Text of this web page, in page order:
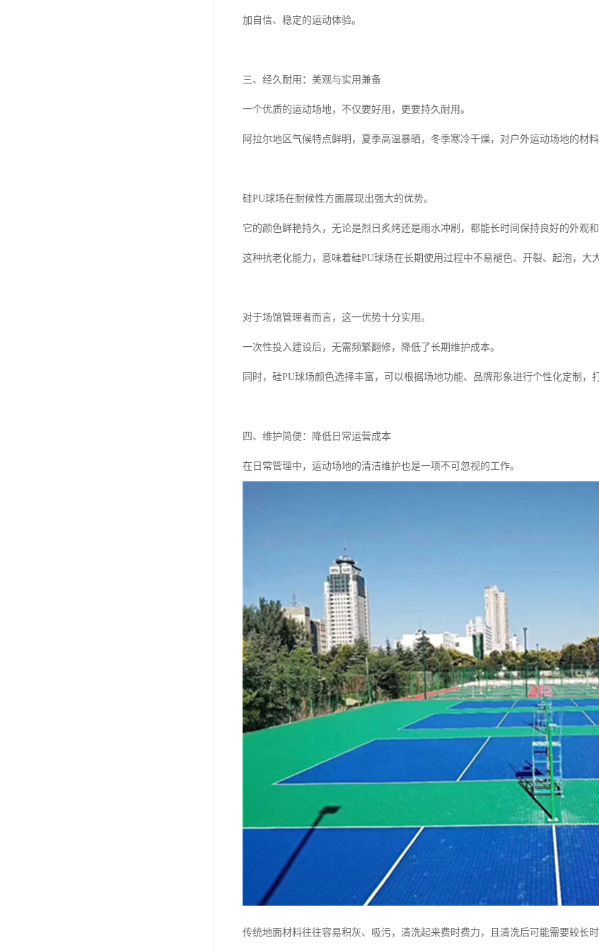
加自信、稳定的运动体验。
三、经久耐用：美观与实用兼备
一个优质的运动场地，不仅要好用，更要持久耐用。
阿拉尔地区气候特点鲜明，夏季高温暴晒，冬季寒冷干燥，对户外运动场地的材料
硅PU球场在耐候性方面展现出强大的优势。
它的颜色鲜艳持久，无论是烈日炙烤还是雨水冲刷，都能长时间保持良好的外观和
这种抗老化能力，意味着硅PU球场在长期使用过程中不易褪色、开裂、起泡，大
对于场馆管理者而言，这一优势十分实用。
一次性投入建设后，无需频繁翻修，降低了长期维护成本。
同时，硅PU球场颜色选择丰富，可以根据场地功能、品牌形象进行个性化定制，
四、维护简便：降低日常运营成本
在日常管理中，运动场地的清洁维护也是一项不可忽视的工作。
传统地面材料往往容易积灰、吸污，清洗起来费时费力，且清洗后可能需要较长